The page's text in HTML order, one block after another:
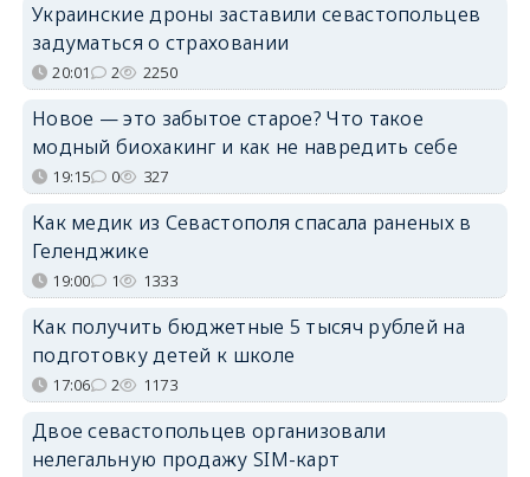
Украинские дроны заставили севастопольцев
задуматься о страховании
20:01 2 2250
Новое — это забытое старое? Что такое
модный биохакинг и как не навредить себе
19:15 0 327
Как медик из Севастополя спасала раненых в
Геленджике
19:00 1 1333
Как получить бюджетные 5 тысяч рублей на
подготовку детей к школе
17:06 2 1173
Двое севастопольцев организовали
нелегальную продажу SIM-карт